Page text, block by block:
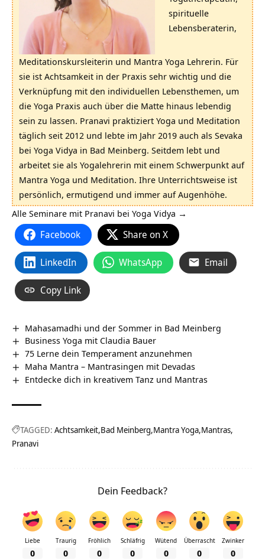
spirituelle
Lebensberaterin,
Meditationskursleiterin und Mantra Yoga Lehrerin. Für
sie ist Achtsamkeit in der Praxis sehr wichtig und die
Verknüpfung mit den individuellen Lebensthemen, um
die Yoga Praxis auch über die Matte hinaus lebendig
sein zu lassen. Pranavi praktiziert Yoga und Meditation
täglich seit 2012 und lebte im Jahr 2019 auch als Sevaka
bei Yoga Vidya in Bad Meinberg. Seitdem lebt und
arbeitet sie als Yogalehrerin mit einem Schwerpunkt auf
Mantra Yoga und Meditation. Ihre Unterrichtsweise ist
persönlich, ermutigend und immer auf Augenhöhe.
Alle Seminare mit Pranavi bei Yoga Vidya →
Facebook Share on X
LinkedIn WhatsApp Email
Copy Link
Mahasamadhi und der Sommer in Bad Meinberg
Business Yoga mit Claudia Bauer
75 Lerne dein Temperament anzunehmen
Maha Mantra – Mantrasingen mit Devadas
Entdecke dich in kreativem Tanz und Mantras
TAGGED: Achtsamkeit Bad Meinberg Mantra Yoga Mantras
Pranavi
Dein Feedback?
Liebe
0
Traurig
0
Fröhlich
0
Schläfrig
0
Wütend
0
Überrascht
0
Zwinker
0